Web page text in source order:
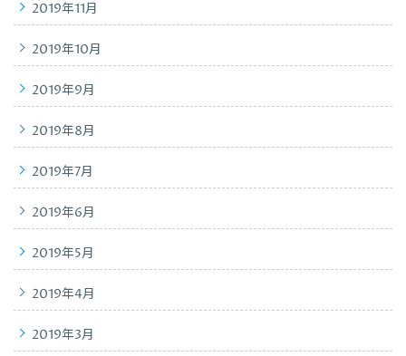
2019年11月
2019年10月
2019年9月
2019年8月
2019年7月
2019年6月
2019年5月
2019年4月
2019年3月